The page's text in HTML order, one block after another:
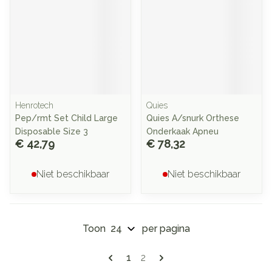
Henrotech
Pep/rmt Set Child Large
Disposable Size 3
€ 42,79
Niet beschikbaar
Quies
Quies A/snurk Orthese
Onderkaak Apneu
€ 78,32
Niet beschikbaar
Pagina's
U lees momenteel pagina
1 Pagina
2
Toon per pagina